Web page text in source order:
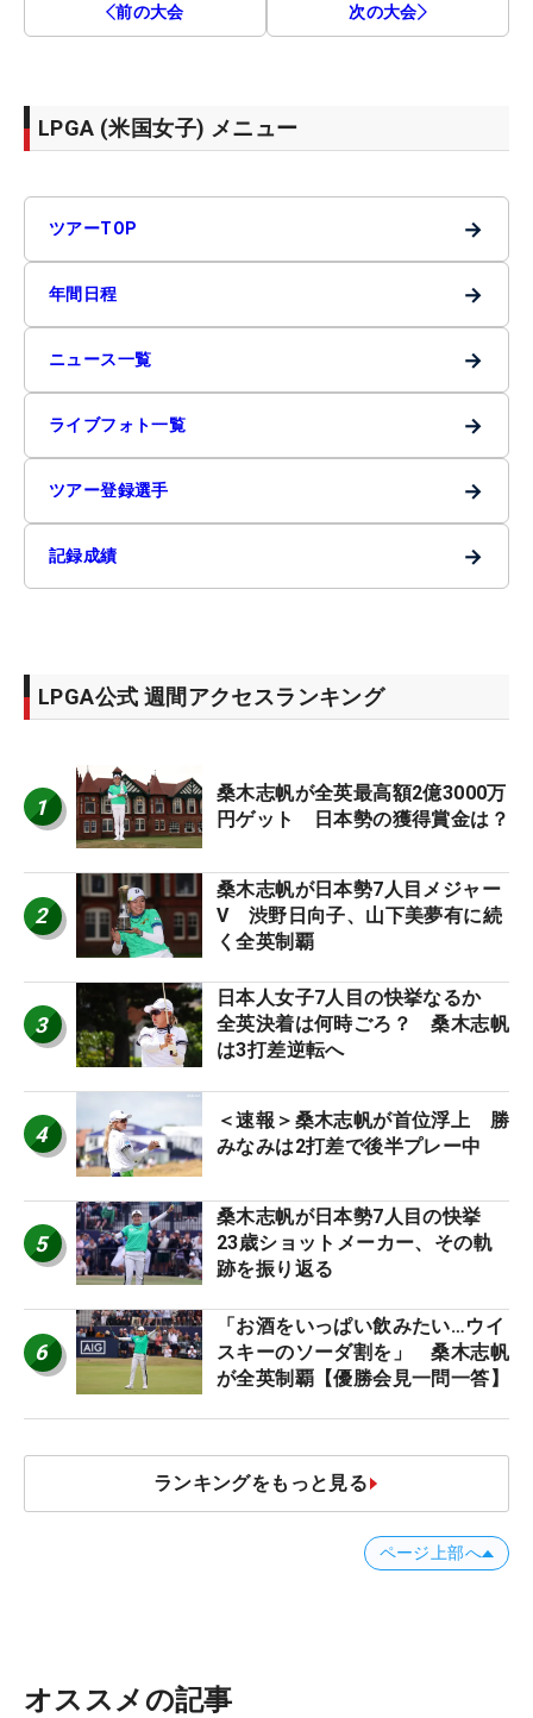
前の大会 次の大会
LPGA (米国女子) メニュー
ツアーTOP →
年間日程 →
ニュース一覧 →
ライブフォト一覧 →
ツアー登録選手 →
記録成績 →
LPGA公式 週間アクセスランキング
1
桑木志帆が全英最高額2億3000万
円ゲット 日本勢の獲得賞金は？
2
桑木志帆が日本勢7人目メジャー
V 渋野日向子、山下美夢有に続
く全英制覇
3
日本人女子7人目の快挙なるか
全英決着は何時ごろ？ 桑木志帆
は3打差逆転へ
4
＜速報＞桑木志帆が首位浮上 勝
みなみは2打差で後半プレー中
5
桑木志帆が日本勢7人目の快挙
23歳ショットメーカー、その軌
跡を振り返る
6
「お酒をいっぱい飲みたい…ウイ
スキーのソーダ割を」 桑木志帆
が全英制覇【優勝会見一問一答】
ランキングをもっと見る
ページ上部へ
オススメの記事